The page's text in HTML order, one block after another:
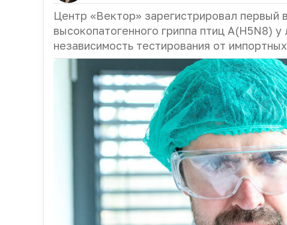
Центр «Вектор» зарегистрировал первый
высокопатогенного гриппа птиц A(H5N8)
независимость тестирования от